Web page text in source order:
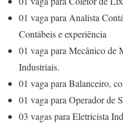
01 vaga para Analista
Contábeis e experiência
01 vaga para Mecânico de
Industriais.
01 vaga para Balanceiro,
01 vaga para Operador de
03 vagas para Eletricista